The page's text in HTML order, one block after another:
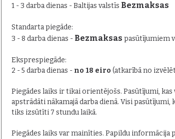
1 - 3 darba dienas - Baltijas valstīs Bezmaksas
Standarta piegāde:
3 - 8 darba dienas - Bezmaksas pasūtījumiem
Eksprespiegāde:
2 - 5 darba dienas - no 18 eiro (atkarībā no
Piegādes laiks ir tikai orientējošs. Pasūtījumi, kas
apstrādāti nākamajā darba dienā. Visi pasūtījumi,
tiks izsūtīti 7 stundu laikā.
Piegādes laiks var mainīties. Papildu informācija